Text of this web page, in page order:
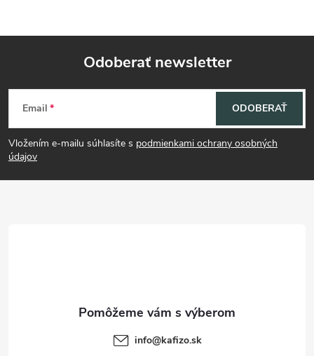
Z
á
p
Odoberať newsletter
Email
Vložením e-mailu súhlasíte s podmienkami ochrany osobných
údajov
ODOBERAŤ
info@kafizo.sk